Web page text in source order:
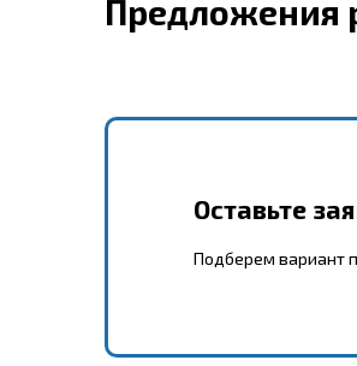
Предложения
Оставьте
Подберем вариант